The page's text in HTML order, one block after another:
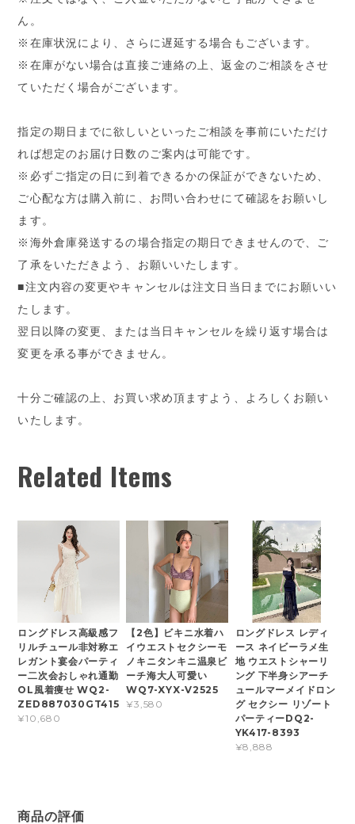
ん。
※在庫状況により、さらに遅延する場合もございます。
※在庫がない場合は直接ご連絡の上、返金のご相談をさせ
ていただく場合がございます。
指定の期日までに欲しいといったご相談を事前にいただけ
れば想定のお届け日数のご案内は可能です。
※必ずご指定の日に到着できるかの保証ができないため、
ご心配な方は購入前に、お問い合わせにて確認をお願いし
ます。
※海外倉庫発送するの場合指定の期日できませんので、ご
了承をいただきよう、お願いいたします。
■注文内容の変更やキャンセルは注文日当日までにお願いい
たします。
翌日以降の変更、または当日キャンセルを繰り返す場合は
変更を承る事ができません。
十分ご確認の上、お買い求め頂ますよう、よろしくお願い
いたします。
Related Items
ロングドレス高級感フ
リルチュール非対称エ
レガント宴会パーティ
ー二次会おしゃれ通勤
OL風着痩せ WQ2-
ZED887030GT415
¥10,680
【2色】ビキニ水着ハ
イウエストセクシーモ
ノキニタンキニ温泉ビ
ーチ海大人可愛い
WQ7-XYX-V2525
¥3,580
ロングドレス レディ
ース ネイビーラメ生
地 ウエストシャーリ
ング 下半身シアーチ
ュールマーメイドロン
グ セクシー リゾート
パーティーDQ2-
YK417-8393
¥8,888
商品の評価